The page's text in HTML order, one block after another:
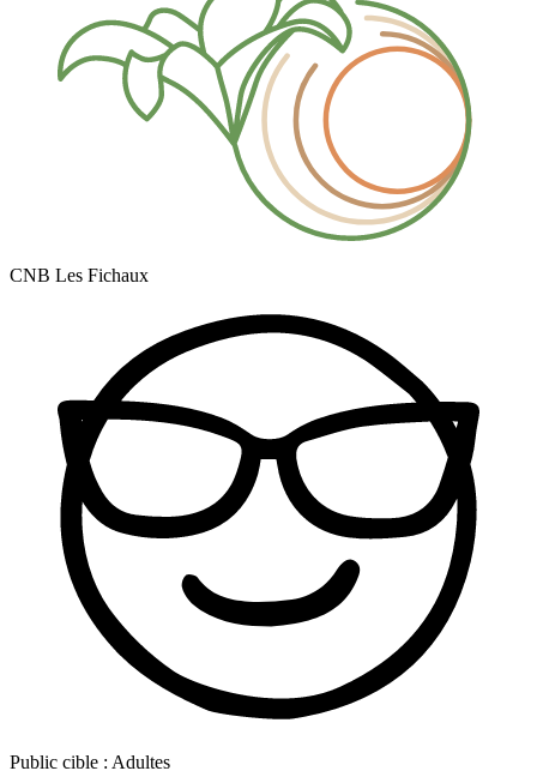
CNB Les Fichaux
Public cible : Adultes